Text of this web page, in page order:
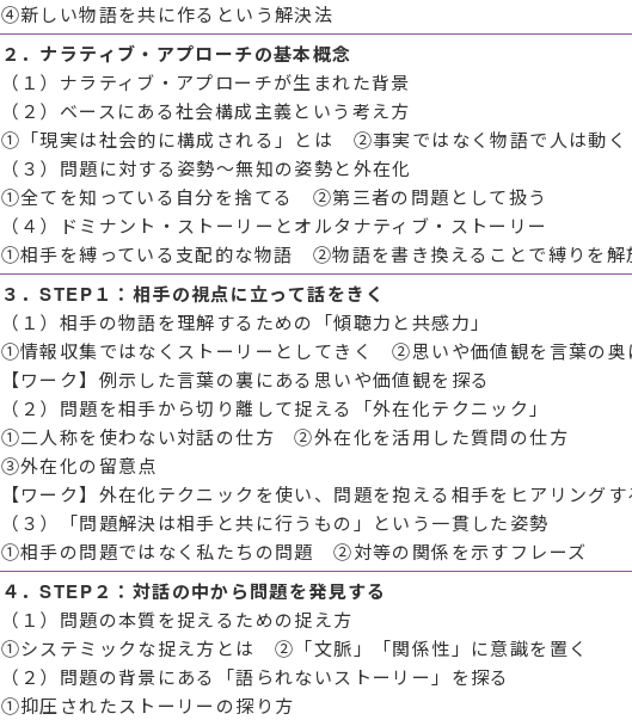
④新しい物語を共に作るという解決法
２．ナラティブ・アプローチの基本概念
（１）ナラティブ・アプローチが生まれた背景
（２）ベースにある社会構成主義という考え方
①「現実は社会的に構成される」とは ②事実ではなく物語で人は動く
（３）問題に対する姿勢～無知の姿勢と外在化
①全てを知っている自分を捨てる ②第三者の問題として扱う
（４）ドミナント・ストーリーとオルタナティブ・ストーリー
①相手を縛っている支配的な物語 ②物語を書き換えることで縛りを解
３．STEP１：相手の視点に立って話をきく
（１）相手の物語を理解するための「傾聴力と共感力」
①情報収集ではなくストーリーとしてきく ②思いや価値観を言葉の奥
【ワーク】例示した言葉の裏にある思いや価値観を探る
（２）問題を相手から切り離して捉える「外在化テクニック」
①二人称を使わない対話の仕方 ②外在化を活用した質問の仕方
③外在化の留意点
【ワーク】外在化テクニックを使い、問題を抱える相手をヒアリングす
（３）「問題解決は相手と共に行うもの」という一貫した姿勢
①相手の問題ではなく私たちの問題 ②対等の関係を示すフレーズ
４．STEP２：対話の中から問題を発見する
（１）問題の本質を捉えるための捉え方
①システミックな捉え方とは ②「文脈」「関係性」に意識を置く
（２）問題の背景にある「語られないストーリー」を探る
①抑圧されたストーリーの探り方